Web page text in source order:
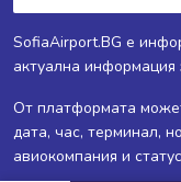
SofiaAirport.BG е
актуална
От платформата
дата, час, терминал,
авиокомпания и